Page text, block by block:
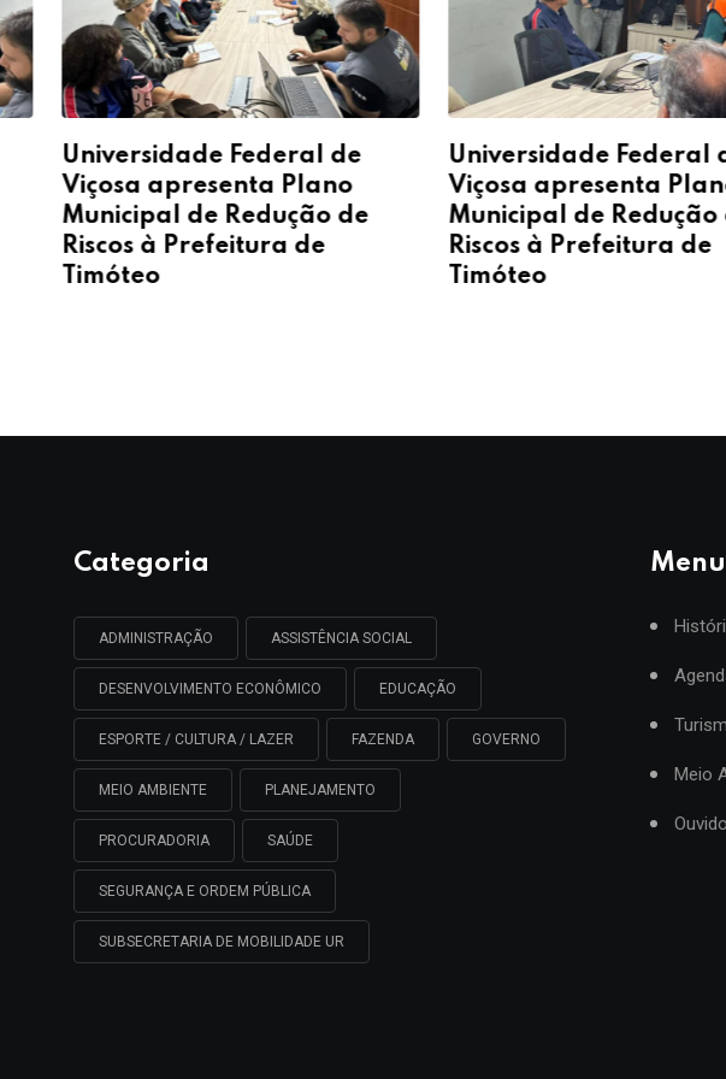
Universidade Federal de
Viçosa apresenta Plano
Municipal de Redução de
Riscos à Prefeitura de
Timóteo
Universidade Federal
Viçosa apresenta
Municipal de Redução
Riscos à Prefeitura de
Timóteo
Categoria
ADMINISTRAÇÃO ASSISTÊNCIA SOCIAL
DESENVOLVIMENTO ECONÔMICO EDUCAÇÃO
ESPORTE / CULTURA / LAZER FAZENDA GOVERNO
MEIO AMBIENTE PLANEJAMENTO
PROCURADORIA SAÚDE
SEGURANÇA E ORDEM PÚBLICA
SUBSECRETARIA DE MOBILIDADE UR
Menu
Meio